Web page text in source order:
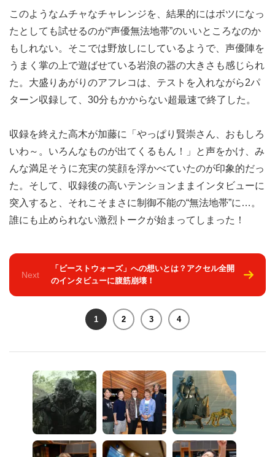
このようなムチャなチャレンジを、結果的にはボツになっ
たとしても試せるのが“声優無法地帯”のいいところなのか
もしれない。そこでは野放しにしているようで、声優陣を
うまく掌の上で遊ばせている岩浪の器の大きさも感じられ
た。大盛りあがりのアフレコは、テストを入れながら2パ
ターン収録して、30分もかからない超最速で終了した。
収録を終えた高木が加藤に「やっぱり賢崇さん、おもしろ
いわ～。いろんなものが出てくるもん！」と声をかけ、み
んな満足そうに充実の笑顔を浮かべていたのが印象的だっ
た。そして、収録後の高いテンションままインタビューに
突入すると、それこそまさに制御不能の“無法地帯”に…。
誰にも止められない激烈トークが始まってしまった！
Next
「ビーストウォーズ」への想いとは？アクセル全開
のインタビューに腹筋崩壊！
1 2 3 4